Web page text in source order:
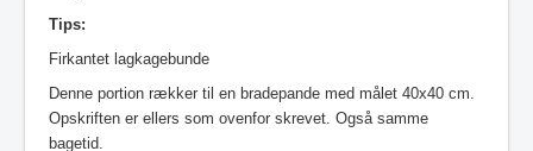
Tips:
Firkantet lagkagebunde
Denne portion rækker til en bradepande med målet 40x40 cm.
Opskriften er ellers som ovenfor skrevet. Også samme
bagetid.